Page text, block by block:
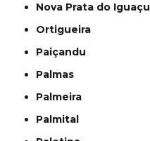
Nova Prata do Iguaçu
Ortigueira
Paiçandu
Palmas
Palmeira
Palmital